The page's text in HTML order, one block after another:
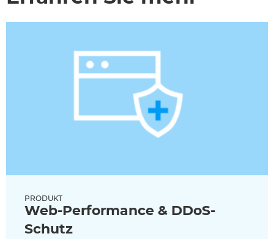
PRODUKT
Web-Performance & DDoS-
Schutz